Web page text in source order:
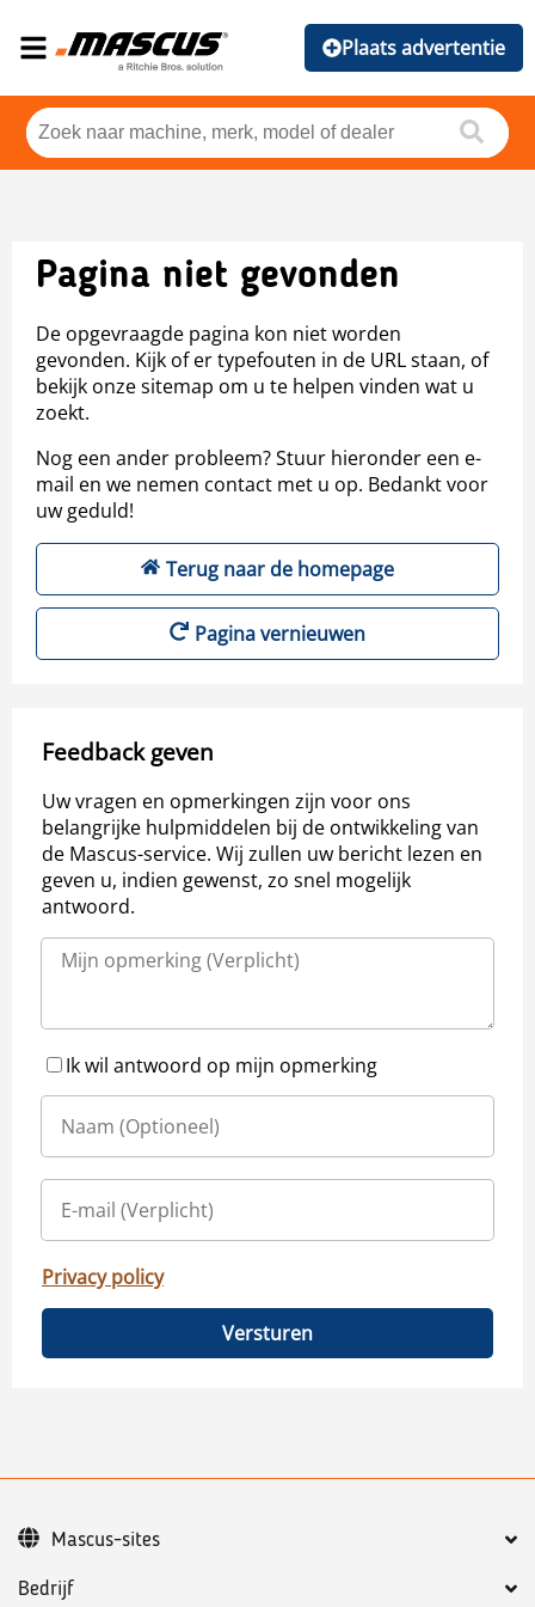
Plaats advertentie
Pagina niet gevonden
De opgevraagde pagina kon niet worden
gevonden. Kijk of er typefouten in de URL staan, of
bekijk onze sitemap om u te helpen vinden wat u
zoekt.
Nog een ander probleem? Stuur hieronder een e-
mail en we nemen contact met u op. Bedankt voor
uw geduld!
Terug naar de homepage
Pagina vernieuwen
Feedback geven
Uw vragen en opmerkingen zijn voor ons
belangrijke hulpmiddelen bij de ontwikkeling van
de Mascus-service. Wij zullen uw bericht lezen en
geven u, indien gewenst, zo snel mogelijk
antwoord.
Ik wil antwoord op mijn opmerking
Privacy policy
Versturen
Bedrijf
Mascus-sites